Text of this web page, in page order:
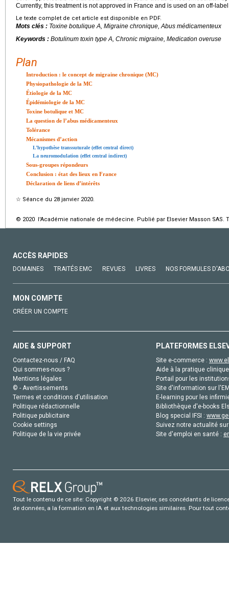
Currently, this treatment is not approved in France and is used on an off-
Le texte complet de cet article est disponible en PDF.
Mots clés : Toxine botulique A, Migraine chronique, Abus médicamenteux
Keywords : Botulinum toxin type A, Chronic migraine, Medication overuse
Plan
Introduction : le concept de migraine chronique (MC)
Physiopathologie de la MC
Étiologie de la MC
Épidémiologie de la MC
Toxine botulique et MC
La question de l’abus médicamenteux
Tolérance
Mécanismes d’action
L’hypothèse transsuturale (effet central direct)
La neuromodulation (effet central indirect)
Sous-groupes répondeurs
Conclusion : état des lieux en France
Déclaration de liens d’intérêts
☆ Séance du 28 janvier 2020.
© 2020 l'Académie nationale de médecine. Publié par Elsevier Masson SAS.
ACCÈS RAPIDES
DOMAINES TRAITÉS EMC REVUES LIVRES NOS FORMULES
MON COMPTE
CRÉER UN COMPTE
AIDE & SUPPORT
Contactez-nous / FAQ
Qui sommes-nous ?
Mentions légales
© - Avertissements
Termes et conditions d'utilisation
Politique rédactionnelle
Politique publicitaire
Cookie settings
Politique de la vie privée
PLATEFORMES
Site e-commerce :
Aide à la pratique
Portail pour les
Site d'information sur
E-learning pour les
Bibliothèque d'e-books
Blog special IFSI :
Suivez notre actualité
Site d'emploi en santé :
Tout le contenu de ce site: Copyright © 2026 Elsevier, ses concédants de
de données, a la formation en IA et aux technologies similaires. Pour tout